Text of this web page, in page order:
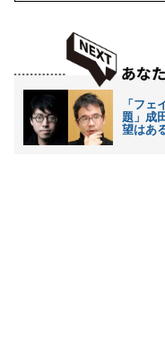
「フェ
題」成
望はあ